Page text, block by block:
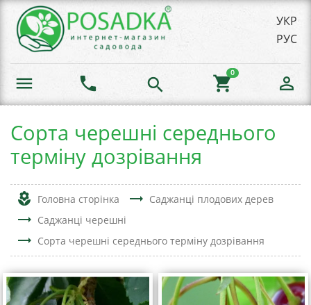
УКР
РУС
menu phone search shopping_cart
0
person_outline
Сорта черешні середнього
терміну дозрівання
local_florist Головна сторінка trending_flat Саджанці плодових дерев
trending_flat Саджанці черешні
trending_flat Сорта черешні середнього терміну дозрівання